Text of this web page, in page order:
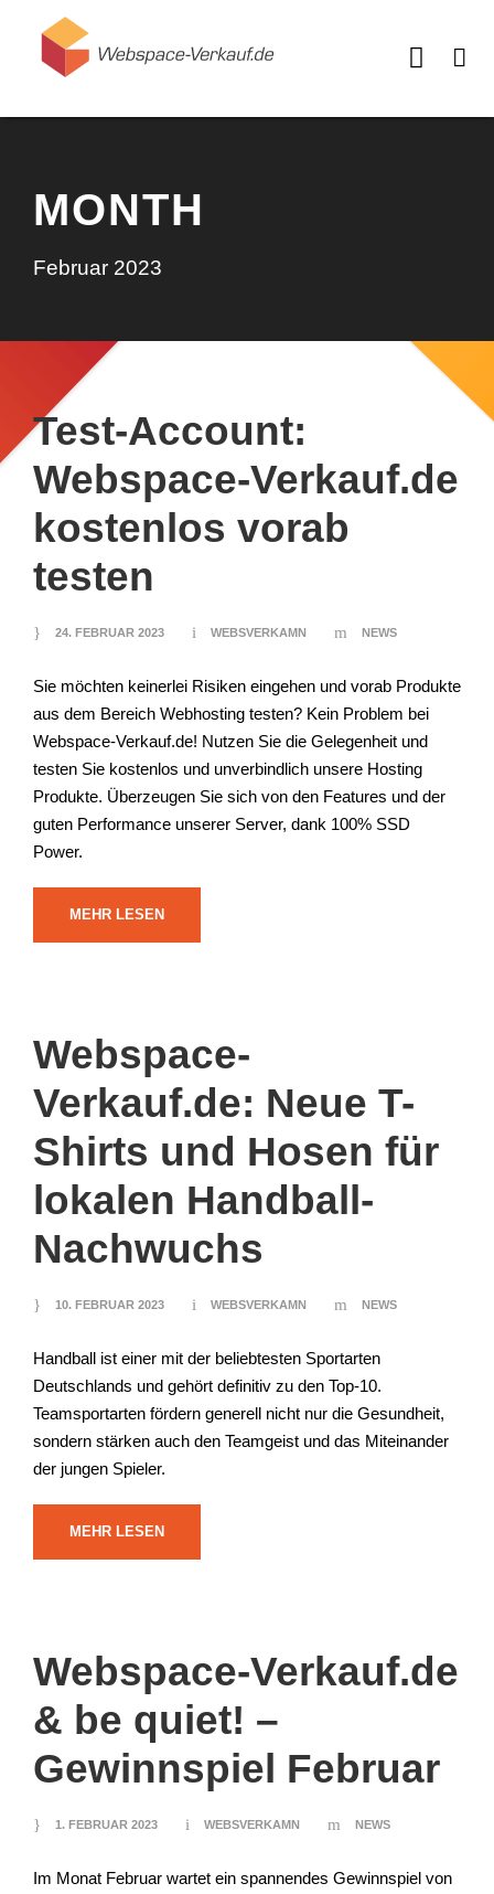
MONTH
Februar 2023
Test-Account:
Webspace-Verkauf.de
kostenlos vorab
testen
24. FEBRUAR 2023 WEBSVERKAMN NEWS
Sie möchten keinerlei Risiken eingehen und vorab Produkte
aus dem Bereich Webhosting testen? Kein Problem bei
Webspace-Verkauf.de! Nutzen Sie die Gelegenheit und
testen Sie kostenlos und unverbindlich unsere Hosting
Produkte. Überzeugen Sie sich von den Features und der
guten Performance unserer Server, dank 100% SSD
Power.
MEHR LESEN
Webspace-
Verkauf.de: Neue T-
Shirts und Hosen für
lokalen Handball-
Nachwuchs
10. FEBRUAR 2023 WEBSVERKAMN NEWS
Handball ist einer mit der beliebtesten Sportarten
Deutschlands und gehört definitiv zu den Top-10.
Teamsportarten fördern generell nicht nur die Gesundheit,
sondern stärken auch den Teamgeist und das Miteinander
der jungen Spieler.
MEHR LESEN
Webspace-Verkauf.de
& be quiet! –
Gewinnspiel Februar
1. FEBRUAR 2023 WEBSVERKAMN NEWS
Im Monat Februar wartet ein spannendes Gewinnspiel von